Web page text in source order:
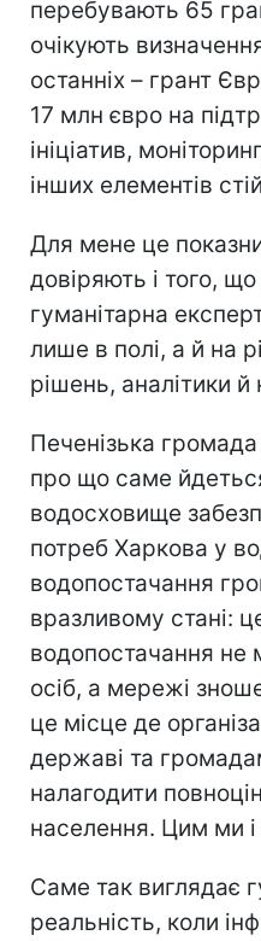
перебувають 65
очікують
останніх – грант
17 млн євро на
ініціатив,
інших елементів
Для мене це
довіряють і того,
гуманітарна
лише в полі, а й на
рішень, аналітики й
Печенізька
про що саме
водосховище
потреб Харкова у
водопостачання
вразливому стані:
водопостачання не
осіб, а мережі
це місце де
державі та
налагодити
населення. Цим ми
Саме так виглядає
реальність, коли